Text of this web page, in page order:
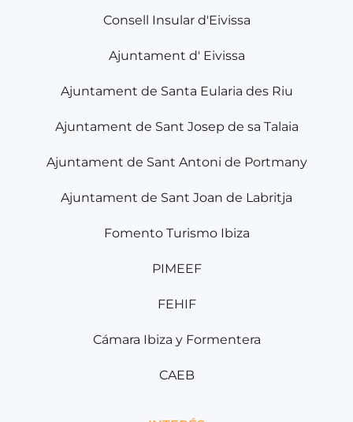
Consell Insular d'Eivissa
Ajuntament d' Eivissa
Ajuntament de Santa Eularia des Riu
Ajuntament de Sant Josep de sa Talaia
Ajuntament de Sant Antoni de Portmany
Ajuntament de Sant Joan de Labritja
Fomento Turismo Ibiza
PIMEEF
FEHIF
Cámara Ibiza y Formentera
CAEB